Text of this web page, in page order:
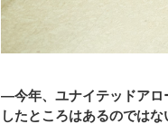
―今年、ユナイテッドアロ
したところはあるのでは